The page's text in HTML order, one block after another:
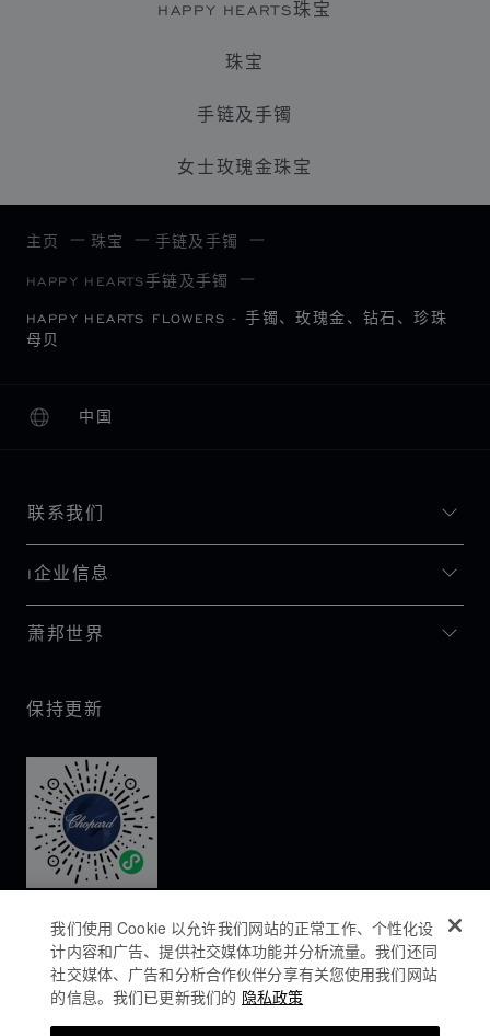
HAPPY HEARTS珠宝
珠宝
手链及手镯
女士玫瑰金珠宝
主页 珠宝 手链及手镯
HAPPY HEARTS手链及手镯
HAPPY HEARTS FLOWERS - 手镯、玫瑰金、钻石、珍珠
母贝
中国
本地化（更改国家/地区）
更改国家/地区
联系我们
I企业信息
萧邦世界
保持更新
我们使用 Cookie 以允许我们网站的正常工作、个性化设
计内容和广告、提供社交媒体功能并分析流量。我们还同
社交媒体、广告和分析合作伙伴分享有关您使用我们网站
的信息。我们已更新我们的 隐私政策